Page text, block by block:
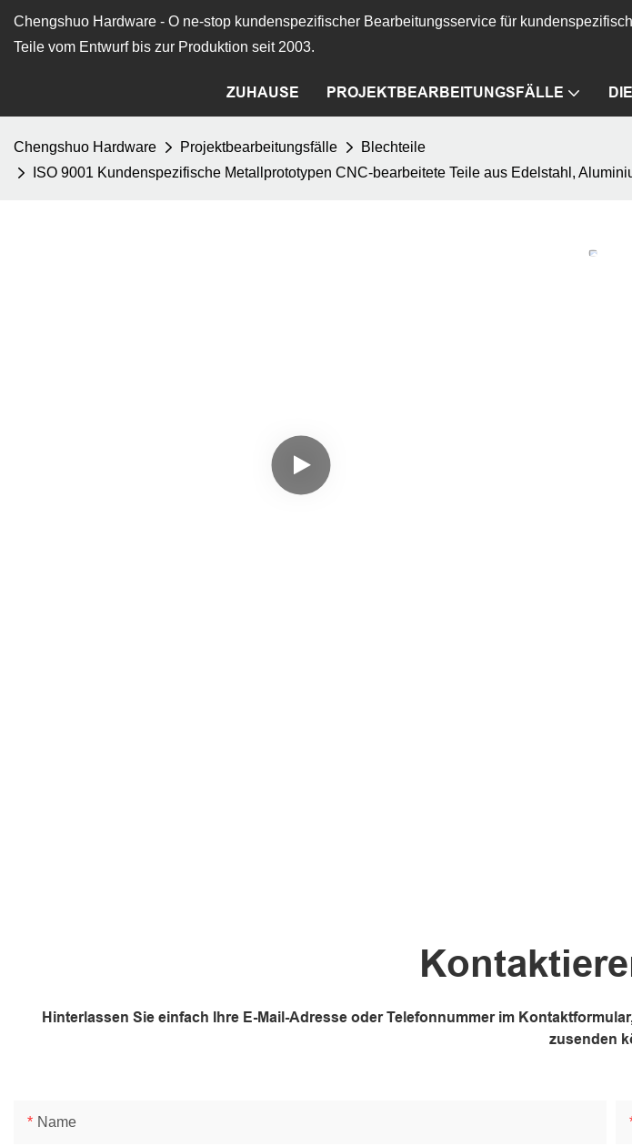
Chengshuo Hardware - O ne-stop kundenspezifischer Bearbeitungsservice für
Teile vom Entwurf bis zur Produktion seit 2003.
ZUHAUSE PROJEKTBEARBEITUNGSFÄLLE
Chengshuo Hardware Projektbearbeitungsfälle
Blechteile
ISO 9001 Kundenspezifische Metallprototypen CNC-bearbeitete Teile aus Edelstahl,
Hinterlassen Sie einfach Ihre E-Mail-Adresse oder Telefonnummer im
zusenden
Name